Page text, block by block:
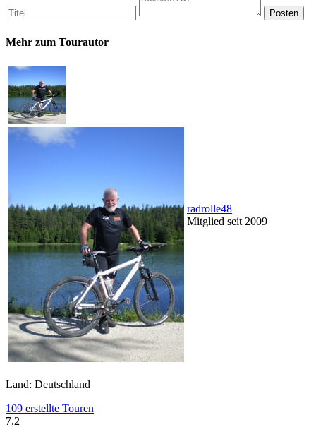
Mehr zum Tourautor
radrolle48
Mitglied seit 2009
Land: Deutschland
109 erstellte Touren
7.2